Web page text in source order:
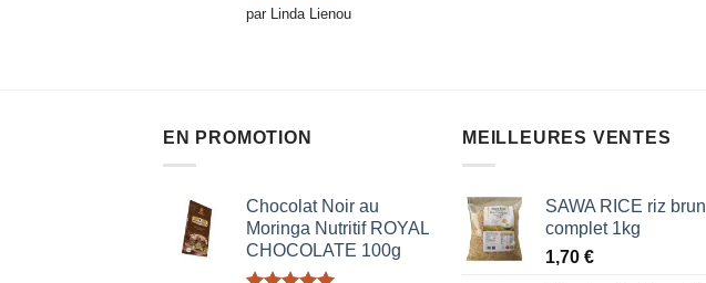
Note5sur
5
par Linda Lienou
EN PROMOTION
Chocolat Noir au
Moringa Nutritif ROYAL
CHOCOLATE 100g
MEILLEURES VENTES
SAWA RICE riz brun
complet 1kg
1,70 €